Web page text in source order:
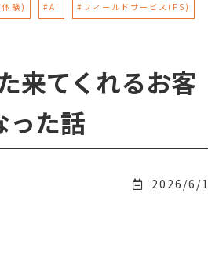
験) #AI #フィールドサービス(FS)
来てくれるお客
った話
2026/6/1